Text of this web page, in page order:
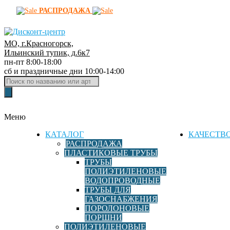
РАСПРОДАЖА
Д
и
с
к
о
т
МО, г.Красногорск,
Ильинский тупик, д.6к7
пн-пт 8:00-18:00
сб и праздничные дни 10:00-14:00
Поиск
товаров
Меню
КАТАЛОГ
РАСПРОДАЖА
ПЛАСТИКОВЫЕ ТРУБЫ
ТРУБЫ
ПОЛИЭТИЛЕНОВЫЕ
ВОДОПРОВОДНЫЕ
ТРУБЫ ДЛЯ
ГАЗОСНАБЖЕНИЯ
ПОРОЛОНОВЫЕ
ПОРШНИ
ПОЛИЭТИЛЕНОВЫЕ